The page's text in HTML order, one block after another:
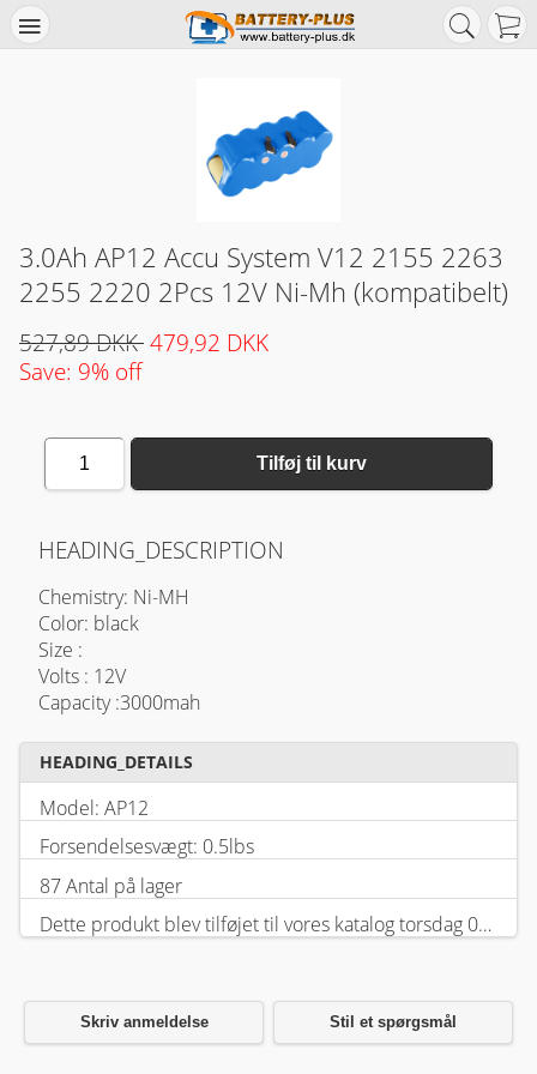
3.0Ah AP12 Accu System V12 2155 2263
2255 2220 2Pcs 12V Ni-Mh (kompatibelt)
527,89 DKK479,92 DKK
Save: 9% off
1 Tilføj til kurv
HEADING_DESCRIPTION
Chemistry: Ni-MH
Color: black
Size :
Volts : 12V
Capacity :3000mah
HEADING_DETAILS
Model: AP12
Forsendelsesvægt: 0.5lbs
87 Antal på lager
Dette produkt blev tilføjet til vores katalog torsdag 05 februar, 2026.
Skriv anmeldelse Stil et spørgsmål